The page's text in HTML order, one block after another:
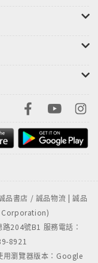
書店 / 誠品物流 | 誠品
Corporation)
204號B1 服務電話：
8921
用瀏覽器版本：Google